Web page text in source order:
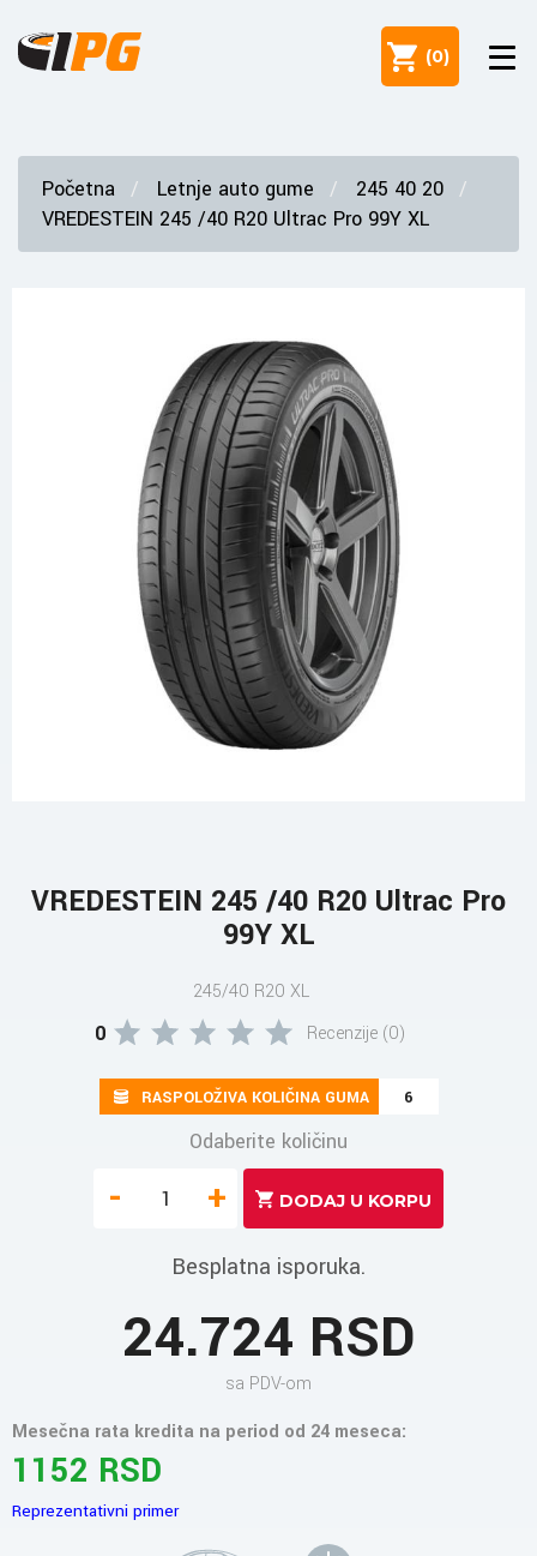
(0)
Početna Letnje auto gume
245 40 20
VREDESTEIN 245 /40 R20 Ultrac Pro 99Y XL
VREDESTEIN 245 /40 R20 Ultrac Pro
99Y XL
245/40 R20 XL
0 Recenzije (0)
RASPOLOŽIVA KOLIČINA GUMA 6
Odaberite količinu
- +
Besplatna isporuka.
24.724 RSD
sa PDV-om
Mesečna rata kredita na period od 24 meseca:
1152 RSD
Reprezentativni primer